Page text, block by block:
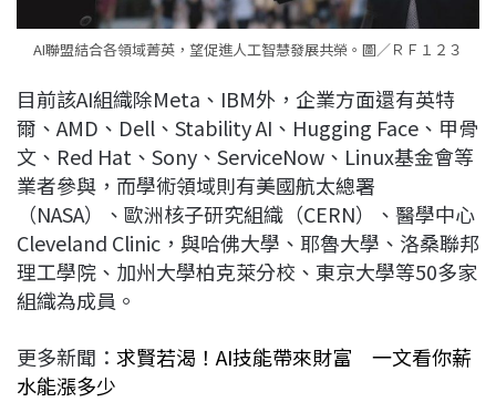
AI聯盟結合各領域菁英，望促進人工智慧發展共榮。圖／ＲＦ１２３
目前該AI組織除Meta、IBM外，企業方面還有英特
爾、AMD、Dell、Stability AI、Hugging Face、甲骨
文、Red Hat、Sony、ServiceNow、Linux基金會等
業者參與，而學術領域則有美國航太總署
（NASA）、歐洲核子研究組織（CERN）、醫學中心
Cleveland Clinic，與哈佛大學、耶魯大學、洛桑聯邦
理工學院、加州大學柏克萊分校、東京大學等50多家
組織為成員。
更多新聞： 求賢若渴！AI技能帶來財富 一文看你薪
水能漲多少